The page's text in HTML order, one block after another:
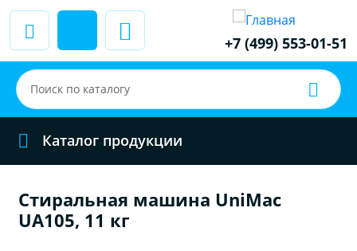
+7 (499) 553-01-51
Каталог продукции
Стиральная машина UniMac
UA105, 11 кг